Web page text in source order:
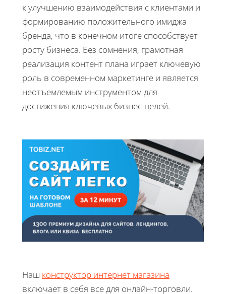
к улучшению взаимодействия с клиентами и
формированию положительного имиджа
бренда, что в конечном итоге способствует
росту бизнеса. Без сомнения, грамотная
реализация контент плана играет ключевую
роль в современном маркетинге и является
неотъемлемым инструментом для
достижения ключевых бизнес-целей.
Наш конструктор интернет магазина
включает в себя все для онлайн-торговли.